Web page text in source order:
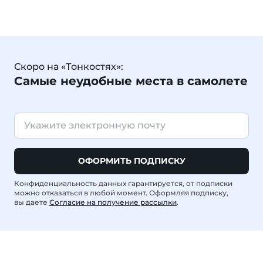
Скоро на «Тонкостях»:
Самые неудобные места в самолете
ОФОРМИТЬ ПОДПИСКУ
Конфиденциальность данных гарантируется, от подписки
можно отказаться в любой момент. Оформляя подписку,
вы даете Согласие на получение рассылки.